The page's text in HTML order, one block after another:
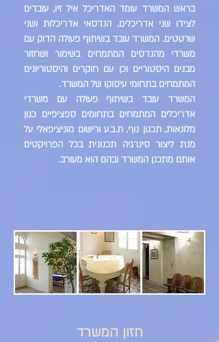
בראש המשרד עומד האדריכל איל זיו, עובדים
לצידו שני אדריכלים, הנדסאי אדריכלות ושני
שרטטים. המשרד עובד בשיתוף פעולה הדוק עם
משרדי מהנדסים המתמחים בשימור ושחזור
מבנים היסטוריים וכן עם חוקרים והיסטוריונים
המתמחים בתחומי עיסוקו של המשרד.
המשרד עובד בשיתוף פעולה עם משרדי
אדריכלים המתמחים בתחומים ספציפיים כגון
מלונאות, תכנון נוף, ת.ב.ע ורישום מוניציפאלי על
מנת ליצור סינרגיה תכנונית בכל הפרויקטים
אותם מתכנן המשרד ובהם הוא מעורב.
חזון המשרד